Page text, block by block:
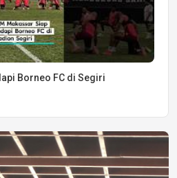
Borneo FC di Segiri